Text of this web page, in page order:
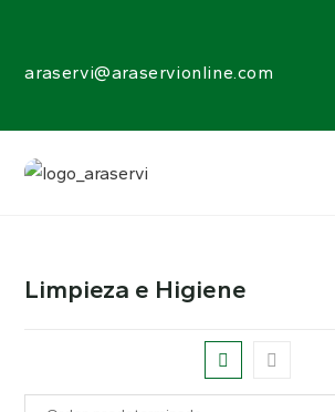
araservi@araservionline.com
Limpieza e Higiene